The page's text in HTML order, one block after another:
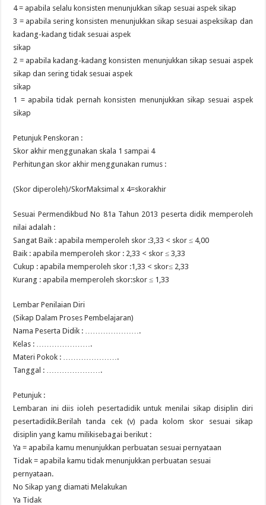
4 = apabila selalu konsisten menunjukkan sikap sesuai aspek sikap
3 = apabila sering konsisten menunjukkan sikap sesuai aspeksikap dan
kadang-kadang tidak sesuai aspek
sikap
2 = apabila kadang-kadang konsisten menunjukkan sikap sesuai aspek
sikap dan sering tidak sesuai aspek
sikap
1 = apabila tidak pernah konsisten menunjukkan sikap sesuai aspek
sikap
Petunjuk Penskoran :
Skor akhir menggunakan skala 1 sampai 4
Perhitungan skor akhir menggunakan rumus :
(Skor diperoleh)/SkorMaksimal x 4=skorakhir
Sesuai Permendikbud No 81a Tahun 2013 peserta didik memperoleh
nilai adalah :
Sangat Baik : apabila memperoleh skor :3,33 < skor ≤ 4,00
Baik : apabila memperoleh skor : 2,33 < skor ≤ 3,33
Cukup : apabila memperoleh skor :1,33 < skor≤ 2,33
Kurang : apabila memperoleh skor:skor ≤ 1,33
Lembar Penilaian Diri
(Sikap Dalam Proses Pembelajaran)
Nama Peserta Didik : ………………….
Kelas : ………………….
Materi Pokok : ………………….
Tanggal : ………………….
Petunjuk :
Lembaran ini diis ioleh pesertadidik untuk menilai sikap disiplin diri
pesertadidik.Berilah tanda cek (v) pada kolom skor sesuai sikap
disiplin yang kamu milikisebagai berikut :
Ya = apabila kamu menunjukkan perbuatan sesuai pernyataan
Tidak = apabila kamu tidak menunjukkan perbuatan sesuai
pernyataan.
No Sikap yang diamati Melakukan
Ya Tidak